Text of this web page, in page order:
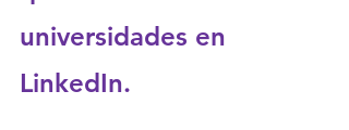
universidades en
LinkedIn.